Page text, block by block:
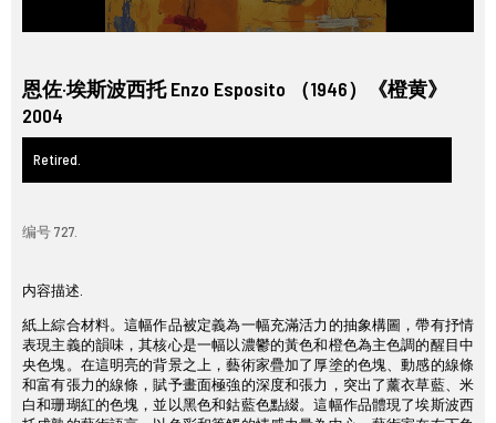
恩佐·埃斯波西托 Enzo Esposito （1946）《橙黄》
2004
Retired.
编号 727.
内容描述.
紙上綜合材料。這幅作品被定義為一幅充滿活力的抽象構圖，帶有抒情
表現主義的韻味，其核心是一幅以濃鬱的黃色和橙色為主色調的醒目中
央色塊。在這明亮的背景之上，藝術家疊加了厚塗的色塊、動感的線條
和富有張力的線條，賦予畫面極強的深度和張力，突出了薰衣草藍、米
白和珊瑚紅的色塊，並以黑色和鈷藍色點綴。這幅作品體現了埃斯波西